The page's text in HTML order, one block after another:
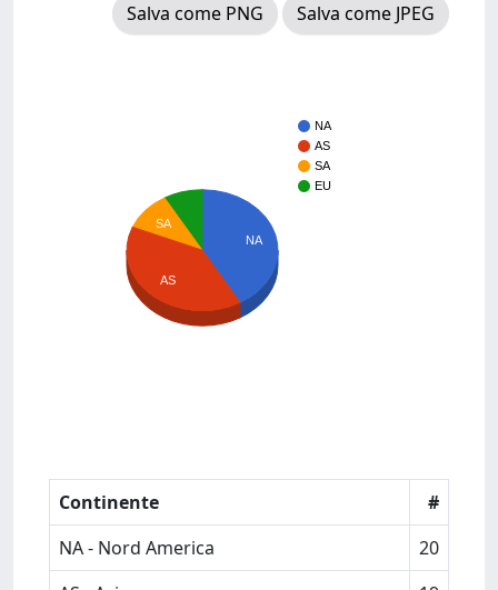
Salva come PNG
Salva come JPEG
NA
AS
SA
EU
NA
SA
AS
Continente
#
NA - Nord America
20